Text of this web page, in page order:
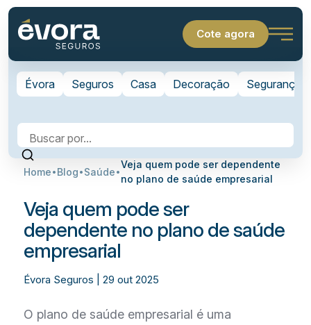
Cote agora
Évora Seguros Casa Decoração Segurança
Home Blog Saúde
Veja quem pode ser dependente
no plano de saúde empresarial
Veja quem pode ser
dependente no plano de saúde
empresarial
Évora Seguros | 29 out 2025
O plano de saúde empresarial é uma